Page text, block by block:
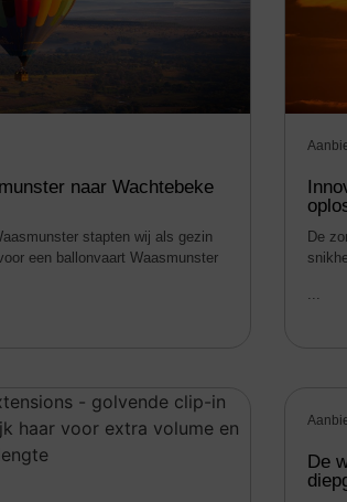
naar Wachtebeke
stapten wij als gezin
een ballonvaart Waasmunster
De
...
De